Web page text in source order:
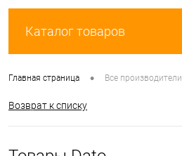
Каталог товаров
Главная страница • Все производители
Возврат к списку